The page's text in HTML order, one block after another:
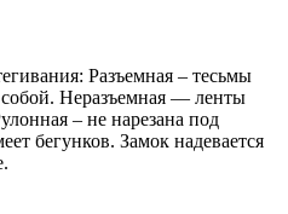
Разъемная – тесьмы
Неразъемная — ленты
– не нарезана под
бегунков. Замок надевается